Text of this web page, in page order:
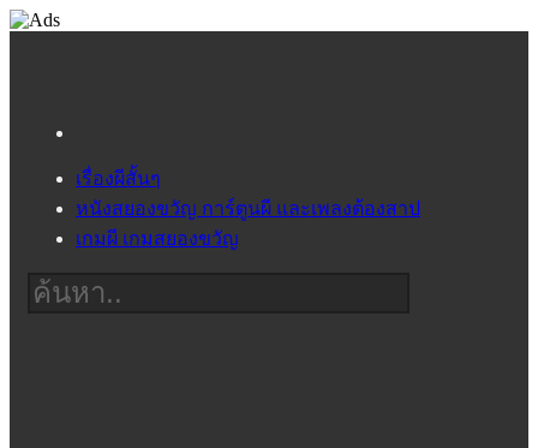
เรื่องผีสั้นๆ
หนังสยองขวัญ การ์ตูนผี และเพลงต้องสาป
เกมผี เกมสยองขวัญ